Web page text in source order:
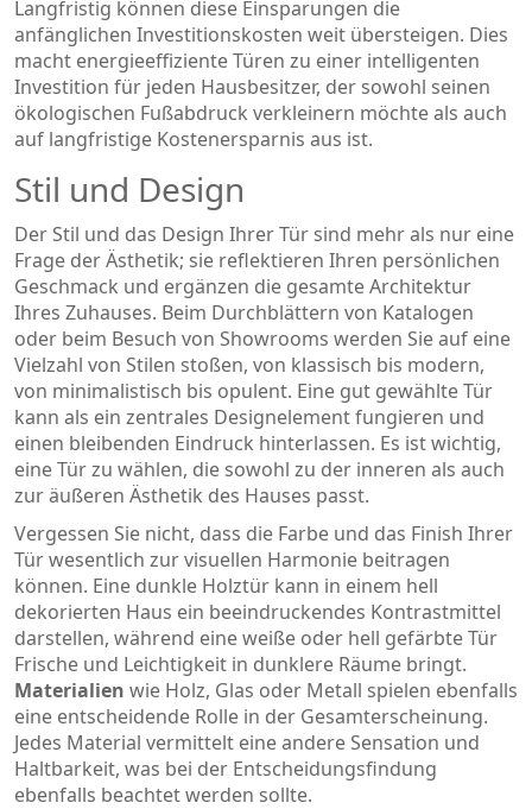
Langfristig können diese Einsparungen die
anfänglichen Investitionskosten weit übersteigen. Dies
macht energieeffiziente Türen zu einer intelligenten
Investition für jeden Hausbesitzer, der sowohl seinen
ökologischen Fußabdruck verkleinern möchte als auch
auf langfristige Kostenersparnis aus ist.
Stil und Design
Der Stil und das Design Ihrer Tür sind mehr als nur eine
Frage der Ästhetik; sie reflektieren Ihren persönlichen
Geschmack und ergänzen die gesamte Architektur
Ihres Zuhauses. Beim Durchblättern von Katalogen
oder beim Besuch von Showrooms werden Sie auf eine
Vielzahl von Stilen stoßen, von klassisch bis modern,
von minimalistisch bis opulent. Eine gut gewählte Tür
kann als ein zentrales Designelement fungieren und
einen bleibenden Eindruck hinterlassen. Es ist wichtig,
eine Tür zu wählen, die sowohl zu der inneren als auch
zur äußeren Ästhetik des Hauses passt.
Vergessen Sie nicht, dass die Farbe und das Finish Ihrer
Tür wesentlich zur visuellen Harmonie beitragen
können. Eine dunkle Holztür kann in einem hell
dekorierten Haus ein beeindruckendes Kontrastmittel
darstellen, während eine weiße oder hell gefärbte Tür
Frische und Leichtigkeit in dunklere Räume bringt.
Materialien wie Holz, Glas oder Metall spielen ebenfalls
eine entscheidende Rolle in der Gesamterscheinung.
Jedes Material vermittelt eine andere Sensation und
Haltbarkeit, was bei der Entscheidungsfindung
ebenfalls beachtet werden sollte.